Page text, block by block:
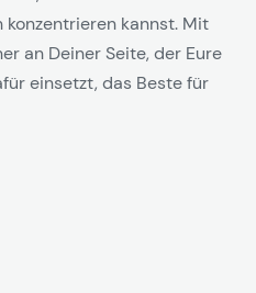
konzentrieren kannst. Mit
an Deiner Seite, der Eure
einsetzt, das Beste für